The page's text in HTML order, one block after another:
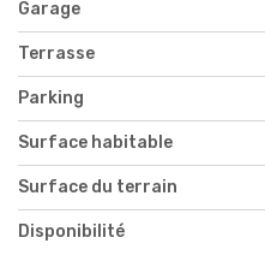
Garage
Terrasse
Parking
Surface habitable
Surface du terrain
Disponibilité